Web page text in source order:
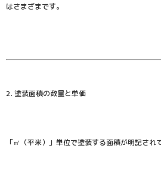
はさまざまです。
2. 塗装面積の数量と単価
「㎡（平米）」単位で塗装する面積が明記され